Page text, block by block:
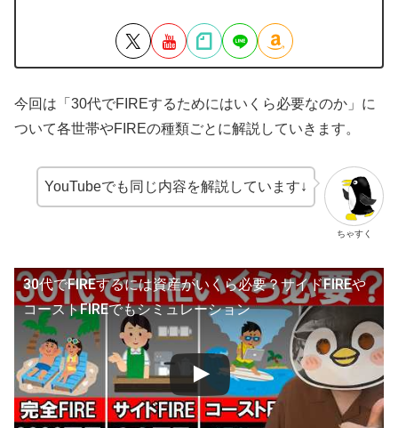
今回は「30代でFIREするためにはいくら必要なのか」に
ついて各世帯やFIREの種類ごとに解説していきます。
ちゃすく
YouTubeでも同じ内容を解説しています↓
30代でFIREするには資産がいくら必要？サイドFIREや
コーストFIREでもシミュレーション